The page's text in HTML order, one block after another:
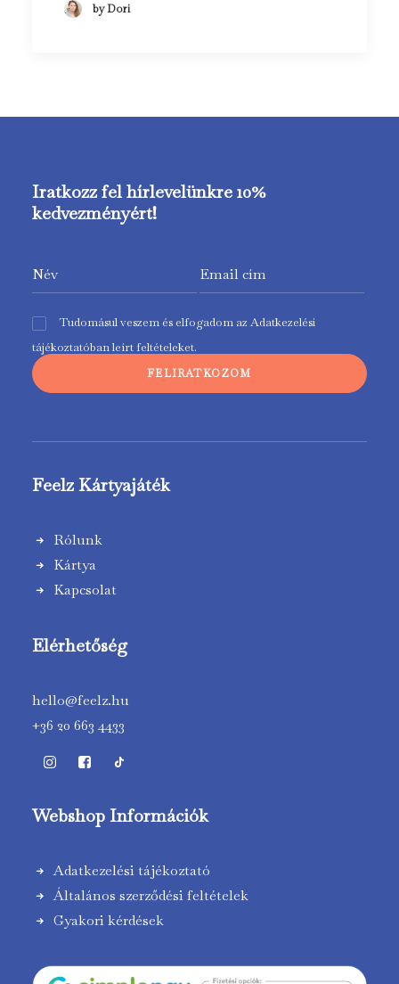
by Dori
Iratkozz fel hírlevelünkre 10%
kedvezményért!
Tudomásul veszem és elfogadom azAdatkezelési
tájékoztatóbanleírt feltételeket.
Feelz Kártyajáték
Rólunk
Kártya
Kapcsolat
Elérhetőség
hello@feelz.hu
+36 20 663 4433
Webshop Információk
Adatkezelési tájékoztató
Általános szerződési feltételek
Gyakori kérdések